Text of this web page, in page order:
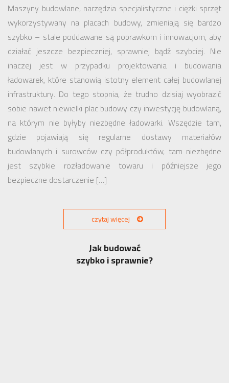
Maszyny budowlane, narzędzia specjalistyczne i ciężki sprzęt
wykorzystywany na placach budowy, zmieniają się bardzo
szybko – stale poddawane są poprawkom i innowacjom, aby
działać jeszcze bezpieczniej, sprawniej bądź szybciej. Nie
inaczej jest w przypadku projektowania i budowania
ładowarek, które stanowią istotny element całej budowlanej
infrastruktury. Do tego stopnia, że trudno dzisiaj wyobrazić
sobie nawet niewielki plac budowy czy inwestycję budowlaną,
na którym nie byłyby niezbędne ładowarki. Wszędzie tam,
gdzie pojawiają się regularne dostawy materiałów
budowlanych i surowców czy półproduktów, tam niezbędne
jest szybkie rozładowanie towaru i późniejsze jego
bezpieczne dostarczenie […]
czytaj więcej
Jak budować
szybko i sprawnie?